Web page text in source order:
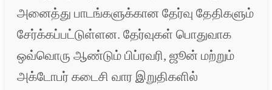
அனைத்து பாடங்களுக்கான தேர்வு தேதிகளும்
சேர்க்கப்பட்டுள்ளன. தேர்வுகள் பொதுவாக
ஒவ்வொரு ஆண்டும் பிப்ரவரி, ஜூன் மற்றும்
அக்டோபர் கடைசி வார இறுதிகளில்